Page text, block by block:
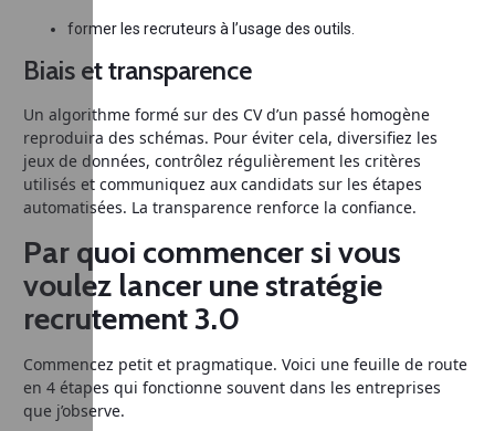
former les recruteurs à l’usage des outils.
Biais et transparence
Un algorithme formé sur des CV d’un passé homogène
reproduira des schémas. Pour éviter cela, diversifiez les
jeux de données, contrôlez régulièrement les critères
utilisés et communiquez aux candidats sur les étapes
automatisées. La transparence renforce la confiance.
Par quoi commencer si vous
voulez lancer une stratégie
recrutement 3.0
Commencez petit et pragmatique. Voici une feuille de route
en 4 étapes qui fonctionne souvent dans les entreprises
que j’observe.